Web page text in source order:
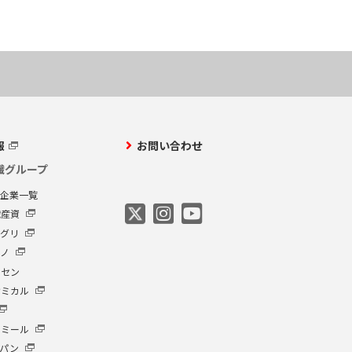
グループ
業一覧
資
リ
ン
カル
ール
ン
お問い合わせ